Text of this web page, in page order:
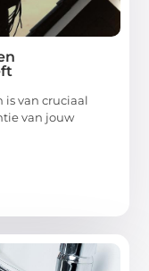
is van cruciaal
van jouw